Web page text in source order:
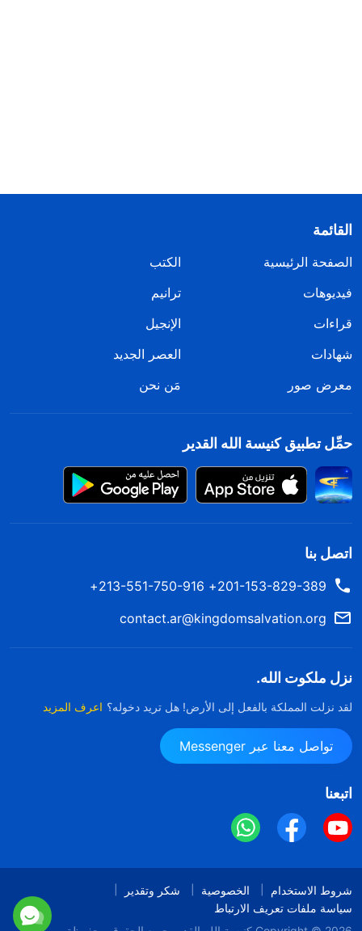
القائمة
الصفحة الرئيسية
الكتب
فيديوهات
ترانيم
قراءات
الإنجيل
شهادات
العصر الجديد
معرض صور
مَن نحن
حمِّل تطبيق كنيسة الله القدير
اتصل بنا
201-153-829-389+ 213-551-750-916+
contact.ar@kingdomsalvation.org
نزل ملكوت الله.
لقد نزلت المملكة بالفعل إلى الأرض! هل تريد دخوله؟ اعرف المزيد
تواصل معنا عبر Messenger
اتبعنا
شروط الاستخدام الخصوصية
شكر وتقدير
سياسة ملفات تعريف الارتباط